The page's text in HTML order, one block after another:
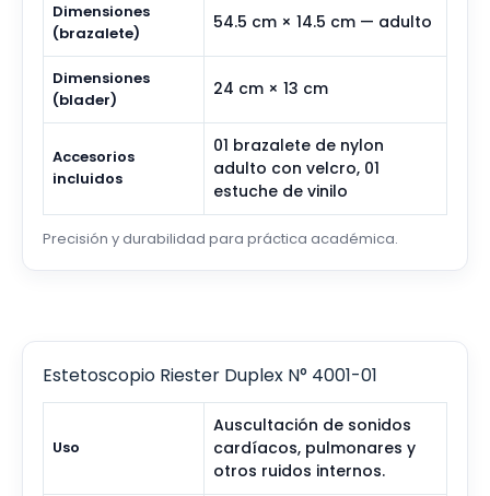
Dimensiones
(brazalete)
54.5 cm × 14.5 cm — adulto
Dimensiones
(blader)
24 cm × 13 cm
Accesorios
incluidos
01 brazalete de nylon
adulto con velcro, 01
estuche de vinilo
Precisión y durabilidad para práctica académica.
Estetoscopio Riester Duplex N° 4001-01
Uso
Auscultación de sonidos
cardíacos, pulmonares y
otros ruidos internos.